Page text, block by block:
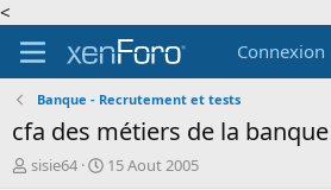
<
Connexion
Banque - Recrutement et tests
cfa des métiers de la
A
sisie64
D15 Aout 2005